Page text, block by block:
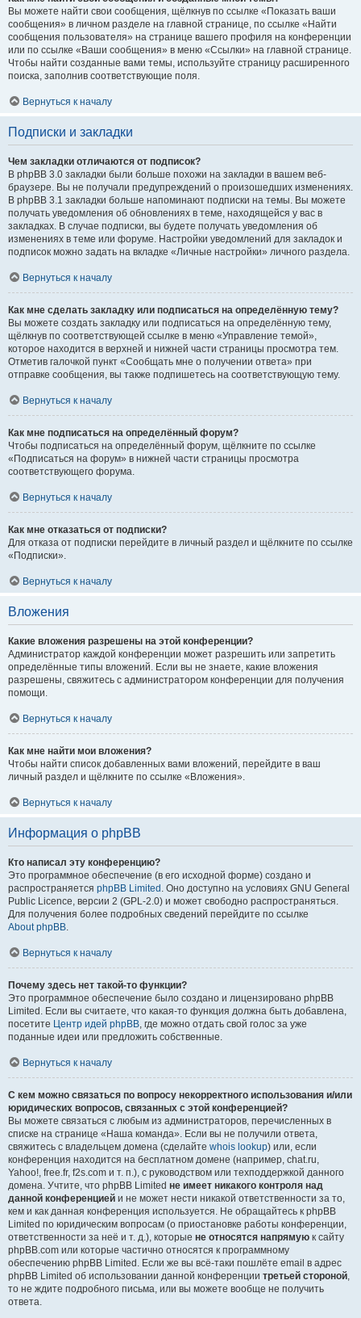
Вы можете найти свои сообщения, щёлкнув по ссылке «Показать ваши
сообщения» в личном разделе на главной странице, по ссылке «Найти
сообщения пользователя» на странице вашего профиля на конференции
или по ссылке «Ваши сообщения» в меню «Ссылки» на главной странице.
Чтобы найти созданные вами темы, используйте страницу расширенного
поиска, заполнив соответствующие поля.
Вернуться к началу
Подписки и закладки
Чем закладки отличаются от подписок?
В phpBB 3.0 закладки были больше похожи на закладки в вашем веб-
браузере. Вы не получали предупреждений о произошедших изменениях.
В phpBB 3.1 закладки больше напоминают подписки на темы. Вы можете
получать уведомления об обновлениях в теме, находящейся у вас в
закладках. В случае подписки, вы будете получать уведомления об
изменениях в теме или форуме. Настройки уведомлений для закладок и
подписок можно задать на вкладке «Личные настройки» личного раздела.
Вернуться к началу
Как мне сделать закладку или подписаться на определённую тему?
Вы можете создать закладку или подписаться на определённую тему,
щёлкнув по соответствующей ссылке в меню «Управление темой»,
которое находится в верхней и нижней части страницы просмотра тем.
Отметив галочкой пункт «Сообщать мне о получении ответа» при
отправке сообщения, вы также подпишетесь на соответствующую тему.
Вернуться к началу
Как мне подписаться на определённый форум?
Чтобы подписаться на определённый форум, щёлкните по ссылке
«Подписаться на форум» в нижней части страницы просмотра
соответствующего форума.
Вернуться к началу
Как мне отказаться от подписки?
Для отказа от подписки перейдите в личный раздел и щёлкните по ссылке
«Подписки».
Вернуться к началу
Вложения
Какие вложения разрешены на этой конференции?
Администратор каждой конференции может разрешить или запретить
определённые типы вложений. Если вы не знаете, какие вложения
разрешены, свяжитесь с администратором конференции для получения
помощи.
Вернуться к началу
Как мне найти мои вложения?
Чтобы найти список добавленных вами вложений, перейдите в ваш
личный раздел и щёлкните по ссылке «Вложения».
Вернуться к началу
Информация о phpBB
Кто написал эту конференцию?
Это программное обеспечение (в его исходной форме) создано и
распространяется phpBB Limited . Оно доступно на условиях GNU General
Public Licence, версии 2 (GPL-2.0) и может свободно распространяться.
Для получения более подробных сведений перейдите по ссылке
About phpBB.
Вернуться к началу
Почему здесь нет такой-то функции?
Это программное обеспечение было создано и лицензировано phpBB
Limited. Если вы считаете, что какая-то функция должна быть добавлена,
посетите Центр идей phpBB, где можно отдать свой голос за уже
поданные идеи или предложить собственные.
Вернуться к началу
С кем можно связаться по вопросу некорректного использования и/или
юридических вопросов, связанных с этой конференцией?
Вы можете связаться с любым из администраторов, перечисленных в
списке на странице «Наша команда». Если вы не получили ответа,
свяжитесь с владельцем домена (сделайте whois lookup) или, если
конференция находится на бесплатном домене (например, chat.ru,
Yahoo!, free.fr, f2s.com и т. п.), с руководством или техподдержкой данного
домена. Учтите, что phpBB Limited не имеет никакого контроля над
данной конференцией и не может нести никакой ответственности за то,
кем и как данная конференция используется. Не обращайтесь к phpBB
Limited по юридическим вопросам (о приостановке работы конференции,
ответственности за неё и т. д.), которые не относятся напрямую к сайту
phpBB.com или которые частично относятся к программному
обеспечению phpBB Limited. Если же вы всё-таки пошлёте email в адрес
phpBB Limited об использовании данной конференции третьей стороной,
то не ждите подробного письма, или вы можете вообще не получить
ответа.